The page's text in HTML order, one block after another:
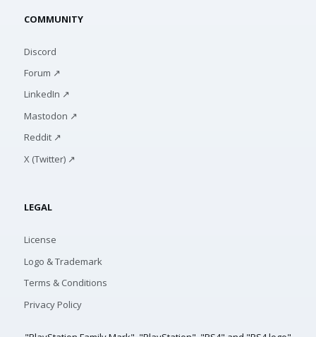
COMMUNITY
Discord
Forum ↗
LinkedIn ↗
Mastodon ↗
Reddit ↗
X (Twitter) ↗
LEGAL
License
Logo & Trademark
Terms & Conditions
Privacy Policy